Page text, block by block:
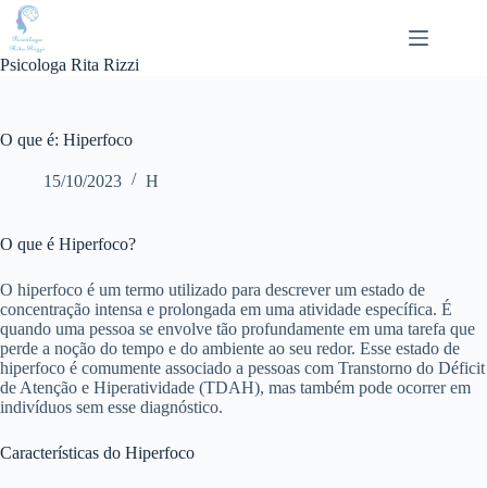
Pular
para
conteúdo
Psicologa Rita Rizzi
O que é: Hiperfoco
15/10/2023 H
O que é Hiperfoco?
O hiperfoco é um termo utilizado para descrever um estado de
concentração intensa e prolongada em uma atividade específica. É
quando uma pessoa se envolve tão profundamente em uma tarefa que
perde a noção do tempo e do ambiente ao seu redor. Esse estado de
hiperfoco é comumente associado a pessoas com Transtorno do Déficit
de Atenção e Hiperatividade (TDAH), mas também pode ocorrer em
indivíduos sem esse diagnóstico.
Características do Hiperfoco